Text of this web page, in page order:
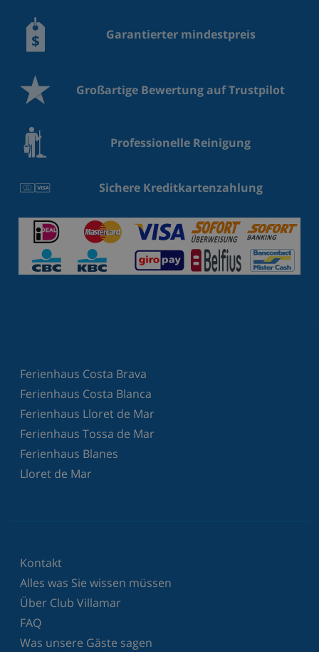
Garantierter mindestpreis
Großartige Bewertung auf Trustpilot
Professionelle Reinigung
Sichere Kreditkartenzahlung
Ferienhaus Costa Brava
Ferienhaus Costa Blanca
Ferienhaus Lloret de Mar
Ferienhaus Tossa de Mar
Ferienhaus Blanes
Lloret de Mar
Kontakt
Alles was Sie wissen müssen
Über Club Villamar
FAQ
Was unsere Gäste sagen